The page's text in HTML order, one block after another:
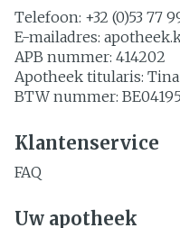
Telefoon: +32 (0)53 77
E-mailadres:
APB nummer: 414202
Apotheek titularis:
BTW nummer:
Klantenservice
FAQ
Uw apotheek